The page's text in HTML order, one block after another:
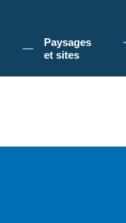
l'utilisation de cookies
Paysages
et sites